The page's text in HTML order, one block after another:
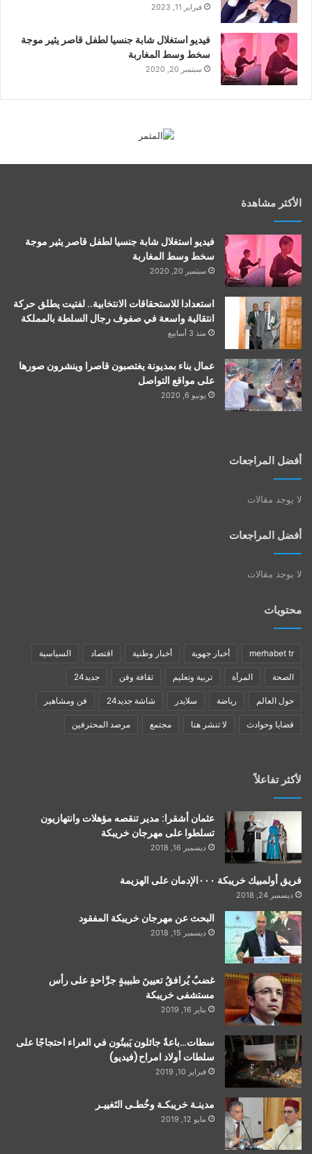
فبراير 11, 2023
فيديو استغلال شابة جنسيا لطفل قاصر يثير موجة
سخط وسط المغاربة
سبتمبر 20, 2020
الأكثر مشاهدة
فيديو استغلال شابة جنسيا لطفل قاصر يثير موجة
سخط وسط المغاربة
سبتمبر 20, 2020
استعدادا للاستحقاقات الانتخابية.. لفتيت يطلق حركة
انتقالية واسعة في صفوف رجال السلطة بالمملكة
منذ 3 أسابيع
عمال بناء بمديونة يغتصبون قاصرا وينشرون صورها
على مواقع التواصل
يونيو 6, 2020
أفضل المراجعات
لا يوجد مقالات
أفضل المراجعات
لا يوجد مقالات
محتويات
merhabet tr أخبار جهوية أخبار وطنية اقتصاد السياسية
الصحة المرأة تربية وتعليم ثقافة وفن جديد24
حول العالم رياضة سلايدر شاشة جديد24 فن ومشاهير
قضايا وحوادث لا تنشر هنا مجتمع مرصد المحترفين
لأكثر تفاعلاً
عثمان أشقرا: مدير تنقصه مؤهلات وانتهازيون
تسلطوا على مهرجان خريبكة
ديسمبر 16, 2018
فريق أولمبيك خريبكة ٠٠٠الإدمان على الهزيمة
ديسمبر 24, 2018
البحث عن مهرجان خريبكة المفقود
ديسمبر 15, 2018
غضبٌ يُرافقُ تعيينَ طبيبةٍ جرَّاحةٍ على رأس
مستشفى خريبكة
يناير 16, 2019
سطات…باعةٌ جائلون يَبيتُون في العراء احتجاجًا على
سلطات أولاد امراح(فيديو)
فبراير 10, 2019
مدينـة خريبكـة وخُطـى التَغييـر
مايو 12, 2019